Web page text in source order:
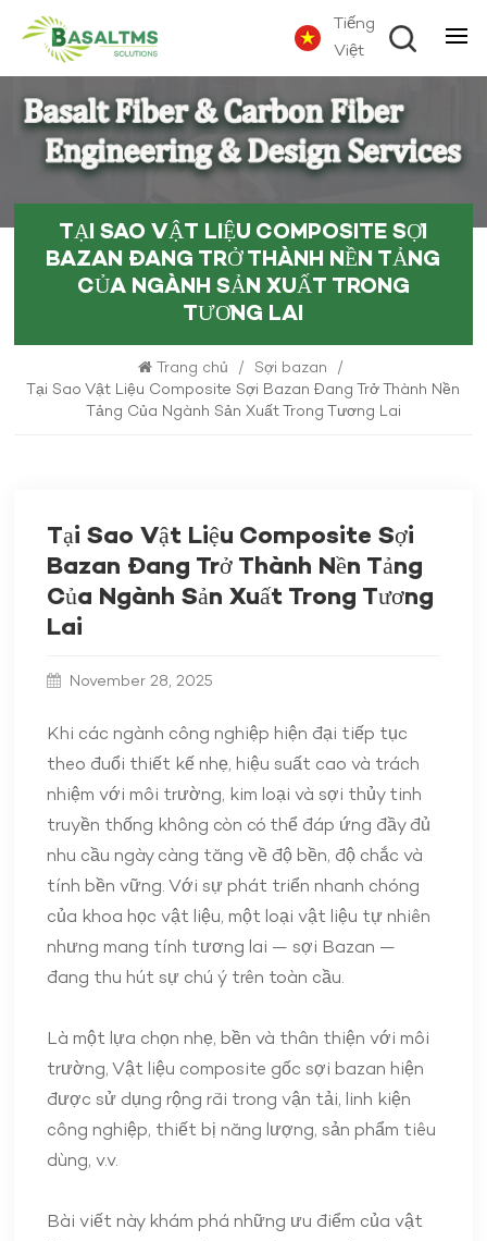
Tiếng
Việt
TẠI SAO VẬT LIỆU COMPOSITE SỢI
BAZAN ĐANG TRỞ THÀNH NỀN TẢNG
CỦA NGÀNH SẢN XUẤT TRONG
TƯƠNG LAI
Trang chủ / Sợi bazan /
Tại Sao Vật Liệu Composite Sợi Bazan Đang Trở Thành Nền
Tảng Của Ngành Sản Xuất Trong Tương Lai
Tại Sao Vật Liệu Composite Sợi
Bazan Đang Trở Thành Nền Tảng
Của Ngành Sản Xuất Trong Tương
Lai
November 28, 2025
Khi các ngành công nghiệp hiện đại tiếp tục
theo đuổi thiết kế nhẹ, hiệu suất cao và trách
nhiệm với môi trường, kim loại và sợi thủy tinh
truyền thống không còn có thể đáp ứng đầy đủ
nhu cầu ngày càng tăng về độ bền, độ chắc và
tính bền vững. Với sự phát triển nhanh chóng
của khoa học vật liệu, một loại vật liệu tự nhiên
nhưng mang tính tương lai — sợi Bazan —
đang thu hút sự chú ý trên toàn cầu.
Là một lựa chọn nhẹ, bền và thân thiện với môi
trường, Vật liệu composite gốc sợi bazan hiện
được sử dụng rộng rãi trong vận tải, linh kiện
công nghiệp, thiết bị năng lượng, sản phẩm tiêu
dùng, v.v.
Bài viết này khám phá những ưu điểm của vật